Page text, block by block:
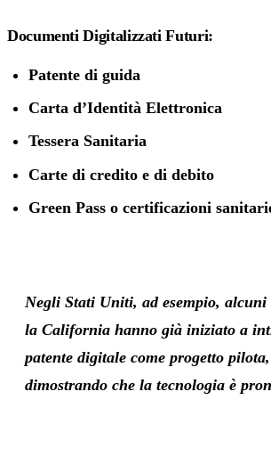
Documenti Digitalizzati Futuri:
Patente di guida
Carta d’Identità Elettronica
Tessera Sanitaria
Carte di credito e di debito
Green Pass o certificazioni
Negli Stati Uniti, ad esempio, alcuni
la California hanno già iniziato a
patente digitale come progetto pilota,
dimostrando che la tecnologia è